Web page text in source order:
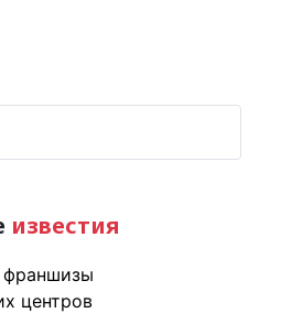
известия
франшизы
центров